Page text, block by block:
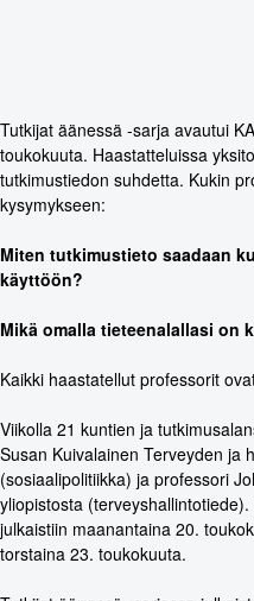
Tutkijat äänessä -sarja avautui
toukokuuta. Haastatteluissa
tutkimustiedon suhdetta. Kukin
kysymykseen:
Miten tutkimustieto saadaan
käyttöön?
Mikä omalla tieteenalallasi on
Kaikki haastatellut professorit
Viikolla 21 kuntien ja
Susan Kuivalainen Terveyden ja
(sosiaalipolitiikka) ja professori
yliopistosta
julkaistiin maanantaina 20.
torstaina 23. toukokuuta.